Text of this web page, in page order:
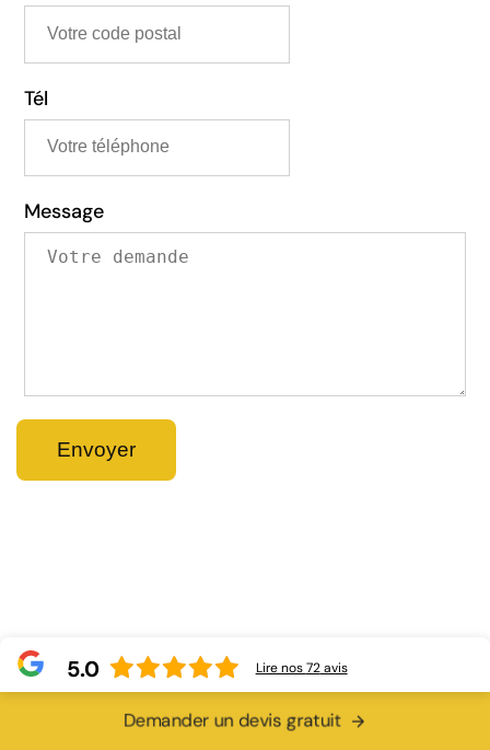
Tél
Message
Demander un devis gratuit
5.0 Lire nos72avis